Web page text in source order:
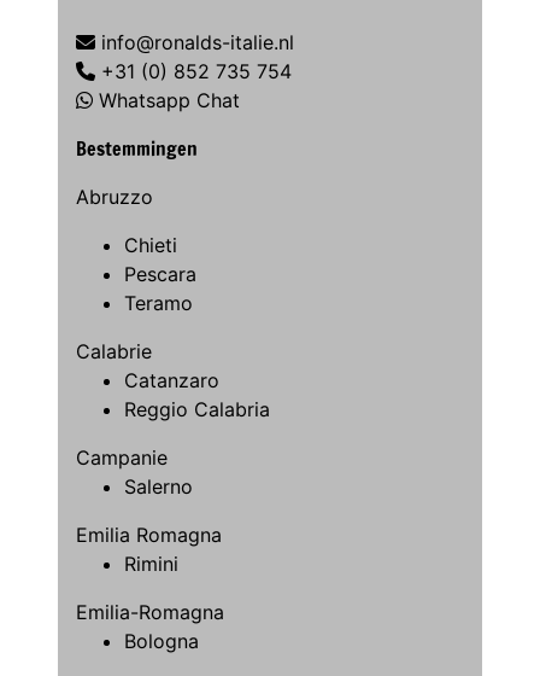
info@ronalds-italie.nl
+31 (0) 852 735 754
Whatsapp Chat
Bestemmingen
Abruzzo
Chieti
Pescara
Teramo
Calabrie
Catanzaro
Reggio Calabria
Campanie
Salerno
Emilia Romagna
Rimini
Emilia-Romagna
Bologna